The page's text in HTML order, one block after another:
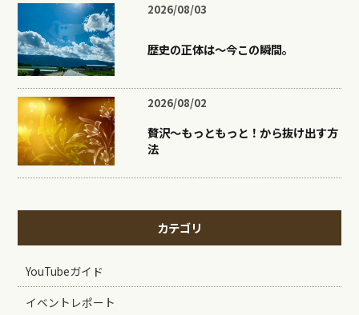
2026/08/03
歴史の正体は〜今この瞬間。
2026/08/02
贅沢〜もっともっと！から抜け出す方
法
カテゴリ
YouTubeガイド
イベントレポート